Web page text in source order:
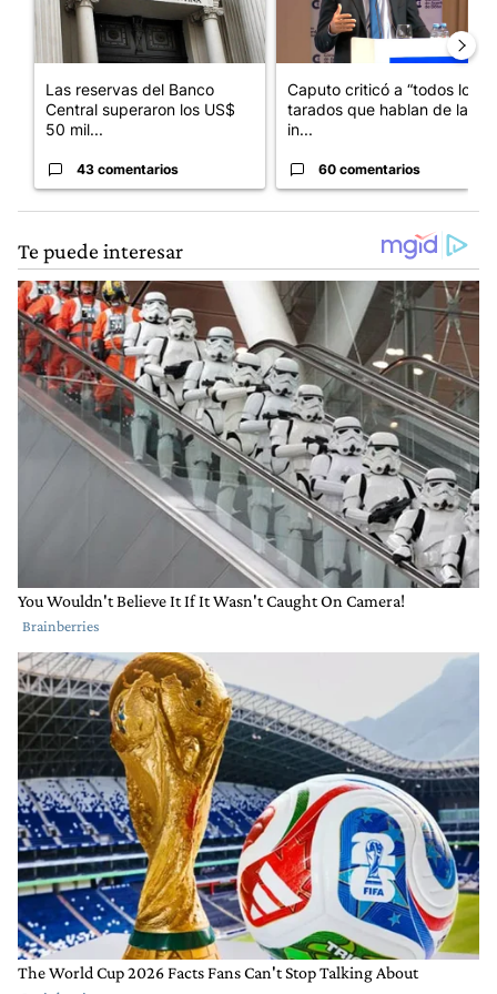
Las reservas del Banco
Central superaron los US$
50 mil...
43 comentarios
Caputo criticó a “todos los
tarados que hablan de la
in...
60 comentarios